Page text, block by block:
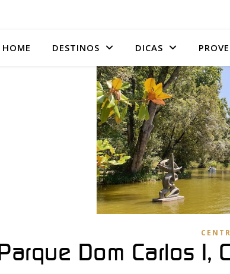
HOME DESTINOS DICAS
Parque Dom Carlos I,